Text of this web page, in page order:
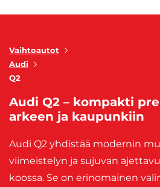
Vaihtoautot
Audi
Q2
Audi Q2 – kompakti
arkeen ja kaupunkiin
Audi Q2 yhdistää modernin
viimeistelyn ja sujuvan
koossa. Se on erinomainen